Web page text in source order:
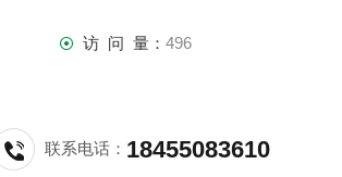
访 问 量： 496
联系电话： 18455083610